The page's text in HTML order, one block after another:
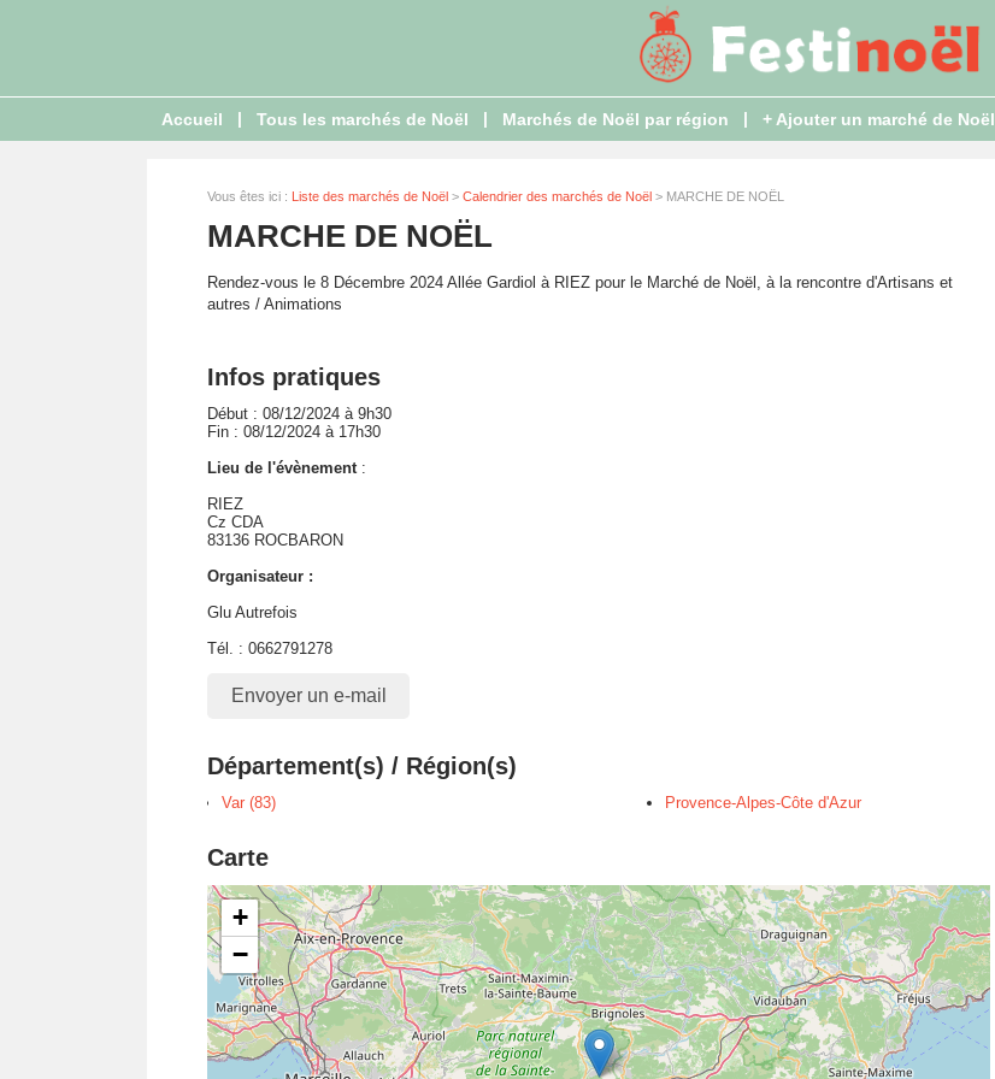
Accueil | Tous les marchés de Noël | Marchés de Noël par région | + Ajouter un marché de Noël
Vous êtes ici : Liste des marchés de Noël > Calendrier des marchés de Noël > MARCHE DE NOËL
MARCHE DE NOËL
Rendez-vous le 8 Décembre 2024 Allée Gardiol à RIEZ pour le Marché de Noël, à la rencontre d'Artisans et
autres / Animations
Infos pratiques
Début : 08/12/2024 à 9h30
Fin : 08/12/2024 à 17h30
Lieu de l'évènement:
RIEZ
Cz CDA
83136 ROCBARON
Organisateur :
Glu Autrefois
Tél. : 0662791278
Envoyer un e-mail
Département(s) / Région(s)
Var (83) Provence-Alpes-Côte d'Azur
Carte
+
−